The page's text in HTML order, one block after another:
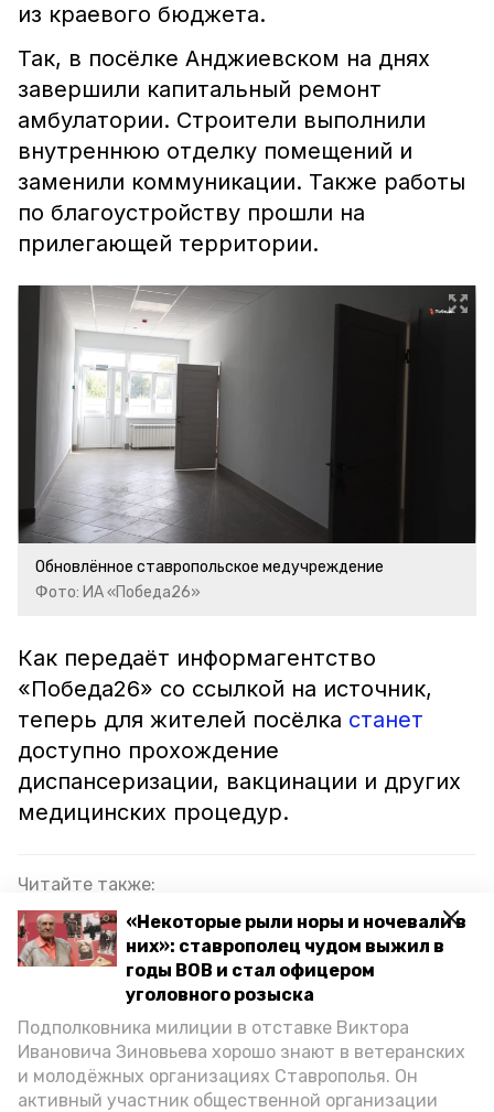
«Некоторые рыли норы и ночевали в
них»: ставрополец чудом выжил в
годы ВОВ и стал офицером
уголовного розыска
Подполковника милиции в отставке Виктора
Ивановича Зиновьева хорошо знают в ветеранских
и молодёжных организациях Ставрополья. Он
активный участник общественной организации
из краевого бюджета.
Так, в посёлке Анджиевском на днях
завершили капитальный ремонт
амбулатории. Строители выполнили
внутреннюю отделку помещений и
заменили коммуникации. Также работы
по благоустройству прошли на
прилегающей территории.
Обновлённое ставропольское медучреждение
Фото: ИА «Победа26»
Как передаёт информагентство
«Победа26» со ссылкой на источник,
теперь для жителей посёлка станет
доступно прохождение
диспансеризации, вакцинации и других
медицинских процедур.
Читайте также:
Капитальный ремонт участковой больницы
завершили на Ставрополье
Около 14 тыс. пациентов обслуживает
Губернатор Ставрополья поручил главам
территорий оперативно отрабатывать вопросы
местных жителей